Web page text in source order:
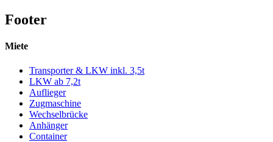
Footer
Miete
Transporter & LKW inkl. 3,5t
LKW ab 7,2t
Auflieger
Zugmaschine
Wechselbrücke
Anhänger
Container